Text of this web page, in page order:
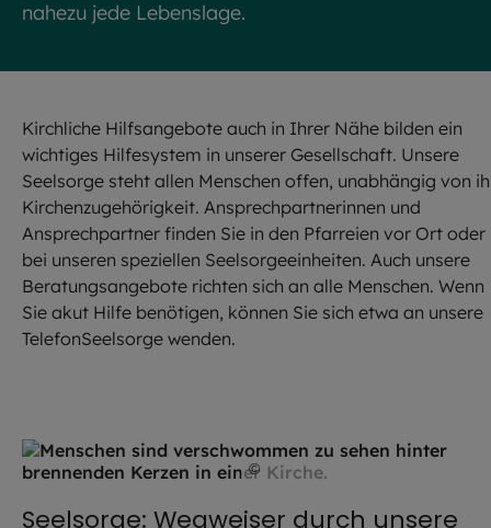
nahezu jede Lebenslage.
Kirchliche Hilfsangebote auch in Ihrer Nähe bilden ein
wichtiges Hilfesystem in unserer Gesellschaft. Unsere
Seelsorge steht allen Menschen offen, unabhängig von
Kirchenzugehörigkeit. Ansprechpartnerinnen und
Ansprechpartner finden Sie in den Pfarreien vor Ort oder
bei unseren speziellen Seelsorgeeinheiten. Auch unsere
Beratungsangebote richten sich an alle Menschen. Wenn
Sie akut Hilfe benötigen, können Sie sich etwa an unsere
TelefonSeelsorge wenden.
© Anna Om / stock.adobe.com
Seelsorge: Wegweiser durch unsere